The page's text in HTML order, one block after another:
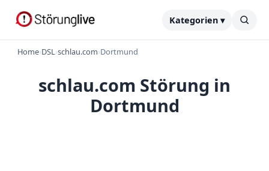
Kategorien ▾
Home›DSL›schlau.com›Dortmund
schlau.com Störung in
Dortmund